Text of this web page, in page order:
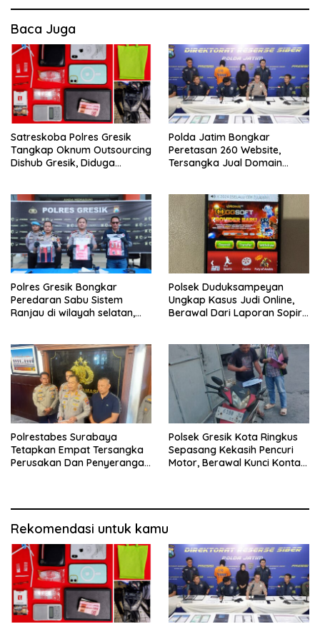
Baca Juga
Satreskoba Polres Gresik
Tangkap Oknum Outsourcing
Dishub Gresik, Diduga
Polda Jatim Bongkar
Peretasan 260 Website,
Tersangka Jual Domain
Polres Gresik Bongkar
Peredaran Sabu Sistem
Ranjau di wilayah selatan,
Polsek Duduksampeyan
Ungkap Kasus Judi Online,
Berawal Dari Laporan Sopir
Polrestabes Surabaya
Tetapkan Empat Tersangka
Perusakan Dan Penyerangan
Polsek Gresik Kota Ringkus
Sepasang Kekasih Pencuri
Motor, Berawal Kunci Kontak
Rekomendasi untuk kamu